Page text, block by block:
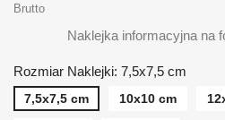
Brutto
Naklejka informacyjna na
Rozmiar Naklejki: 7,5x7,5 cm
7,5x7,5 cm 10x10 cm